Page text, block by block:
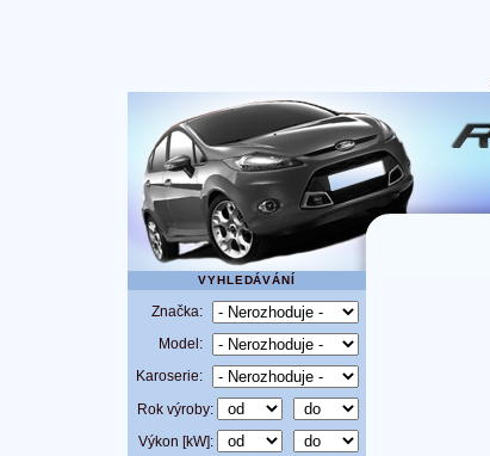
VYHLEDÁVÁNÍ
Značka:
Model:
Karoserie:
Rok výroby:
Výkon [kW]: